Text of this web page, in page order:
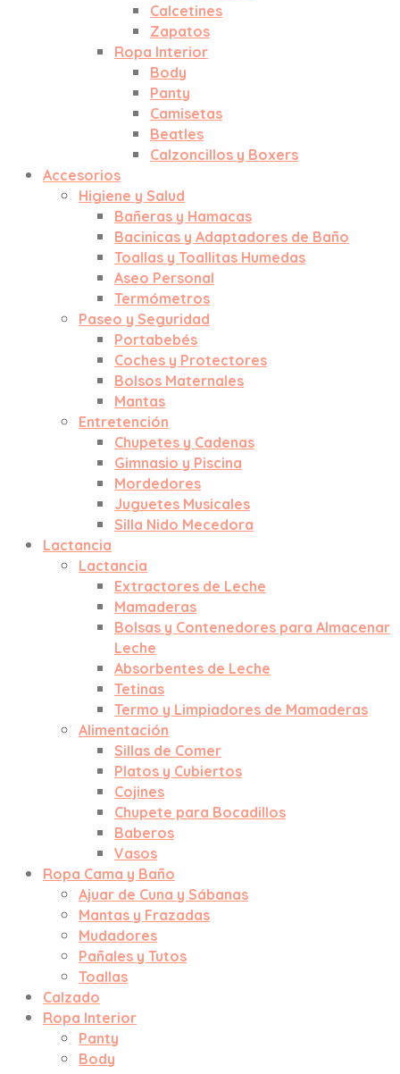
Calcetines
Zapatos
Ropa Interior
Body
Panty
Camisetas
Beatles
Calzoncillos y Boxers
Accesorios
Higiene y Salud
Bañeras y Hamacas
Bacinicas y Adaptadores de Baño
Toallas y Toallitas Humedas
Aseo Personal
Termómetros
Paseo y Seguridad
Portabebés
Coches y Protectores
Bolsos Maternales
Mantas
Entretención
Chupetes y Cadenas
Gimnasio y Piscina
Mordedores
Juguetes Musicales
Silla Nido Mecedora
Lactancia
Lactancia
Extractores de Leche
Mamaderas
Bolsas y Contenedores para Almacenar
Leche
Absorbentes de Leche
Tetinas
Termo y Limpiadores de Mamaderas
Alimentación
Sillas de Comer
Platos y Cubiertos
Cojines
Chupete para Bocadillos
Baberos
Vasos
Ropa Cama y Baño
Ajuar de Cuna y Sábanas
Mantas y Frazadas
Mudadores
Pañales y Tutos
Toallas
Calzado
Ropa Interior
Panty
Body